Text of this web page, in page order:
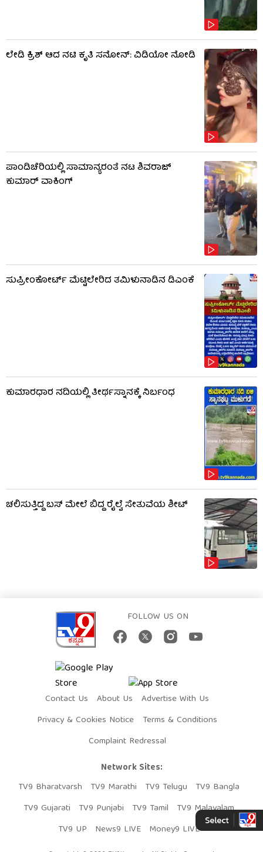
ಲೇಡಿ ಕ್ರಿಶ್ ಆದ ನಟಿ ಕೃತಿ ಸನೋನ್: ವಿಡಿಯೋ ನೋಡಿ
ಪಾಂಡಿಚೆರಿಯಲ್ಲಿ ಸಾಮಾನ್ಯರಂತೆ ನಟ ಶಿವರಾಜ್
ಕುಮಾರ್ ವಾಕಿಂಗ್
ಸುಪ್ರೀಂಕೋರ್ಟ್ ಮೆಟ್ಟಿಲೇರಿದ ತಮಿಳುನಾಡಿನ ಡಿಎಂಕೆ
ಕುಮಾರಧಾರ ನದಿಯಲ್ಲಿ ತೀರ್ಥಸ್ನಾನಕ್ಕೆ ನಿರ್ಬಂಧ
ಚಲಿಸುತ್ತಿದ್ದ ಬಸ್‌ ಮೇಲೆ ಬಿದ್ದ ರೈಲ್ವೆ ಸೇತುವೆಯ ಶೀಟ್‌
FOLLOW US ON
Contact Us About Us
Advertise With Us
Privacy & Cookies Notice
Terms & Conditions
Complaint Redressal
Network Sites:
TV9 Bharatvarsh
TV9 Marathi TV9 Telugu
TV9 Bangla
TV9 Gujarati
TV9 Punjabi TV9 Tamil
TV9 Malayalam
TV9 UP
News9 LIVE Money9 LIVE